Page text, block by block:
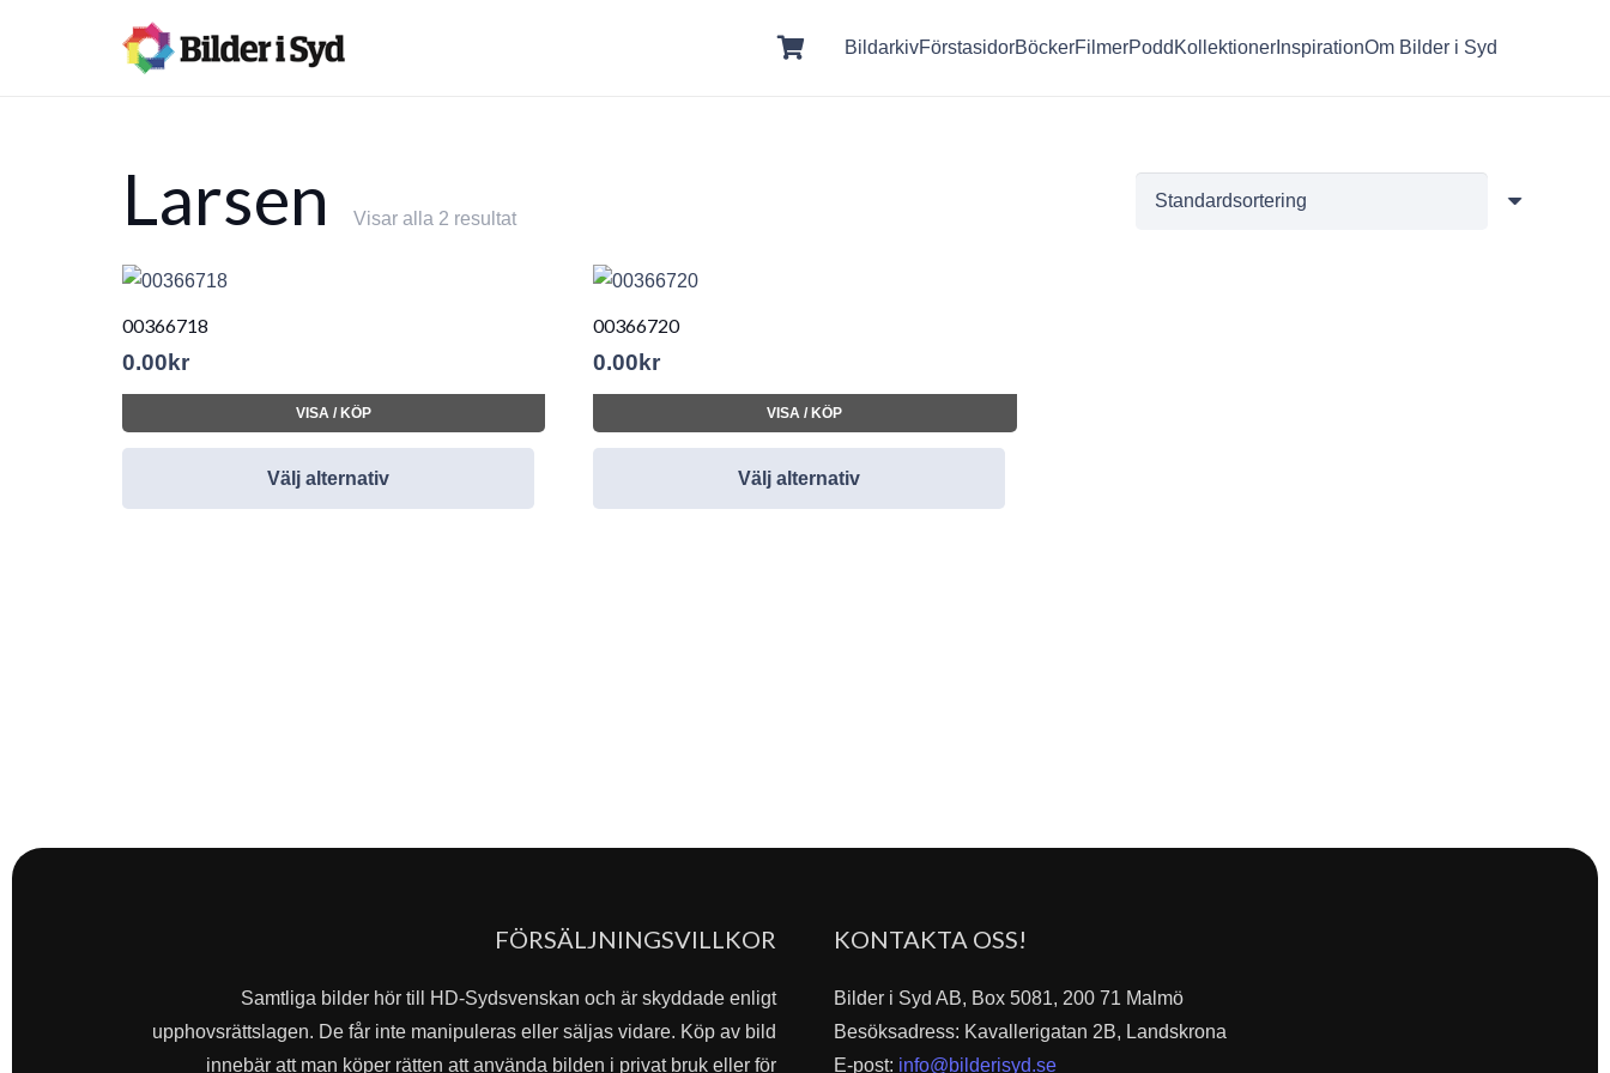
BildarkivFörstasidorBöckerFilmerPodd Kollektioner InspirationOm Bilder i Syd
Larsen Visar alla 2 resultat
00366718
0.00 kr
VISA / KÖP
Välj alternativ
00366720
0.00 kr
VISA / KÖP
Välj alternativ
FÖRSÄLJNINGSVILLKOR
Samtliga bilder hör till HD-Sydsvenskan och är skyddade enligt
upphovsrättslagen. De får inte manipuleras eller säljas vidare. Köp av bild
innebär att man köper rätten att använda bilden i privat bruk eller för
KONTAKTA OSS!
Bilder i Syd AB, Box 5081, 200 71 Malmö
Besöksadress: Kavallerigatan 2B, Landskrona
E-post: info@bilderisyd.se